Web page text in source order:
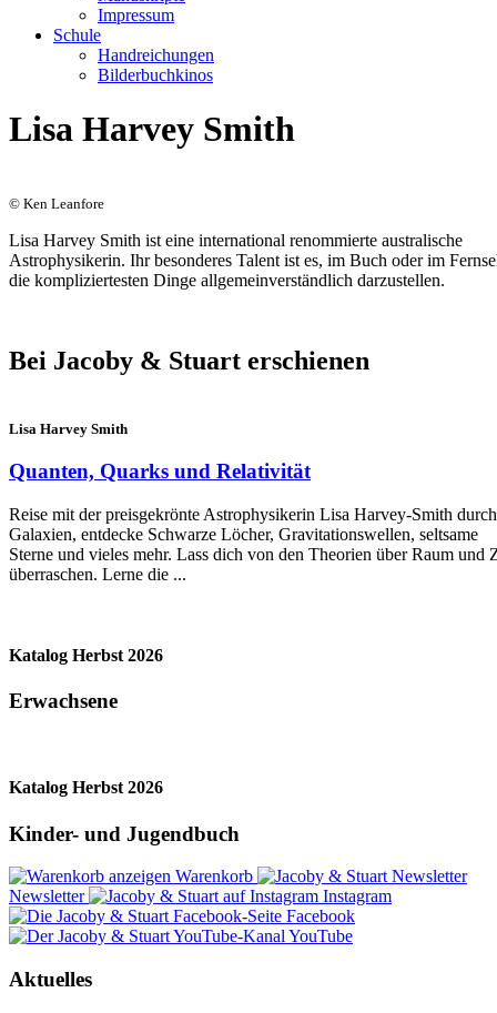
Impressum
Schule
Handreichungen
Bilderbuchkinos
Lisa Harvey Smith
© Ken Leanfore
Lisa Harvey Smith ist eine international renommierte australische
Astrophysikerin. Ihr besonderes Talent ist es, im Buch oder im
die kompliziertesten Dinge allgemeinverständlich darzustellen.
Bei Jacoby & Stuart erschienen
Lisa Harvey Smith
Quanten, Quarks und Relativität
Reise mit der preisgekrönte Astrophysikerin Lisa Harvey-Smith durch
Galaxien, entdecke Schwarze Löcher, Gravitationswellen, seltsame
Sterne und vieles mehr. Lass dich von den Theorien über Raum und
überraschen. Lerne die ...
Katalog Herbst 2026
Erwachsene
Katalog Herbst 2026
Kinder- und Jugendbuch
Warenkorb
Newsletter
Instagram
Facebook
YouTube
Aktuelles